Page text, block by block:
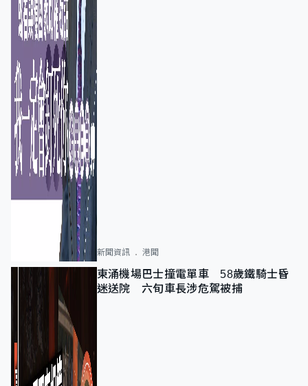
新聞資訊 港聞
東涌機場巴士撞電單車 58歲鐵騎士昏
迷送院 六旬車長涉危駕被捕